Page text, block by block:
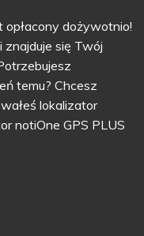
opłacony dożywotnio!
się Twój
temu? Chcesz
lokalizator
notiOne GPS PLUS